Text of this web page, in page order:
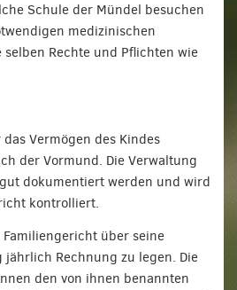
Schule der Mündel besuchen
medizinischen
Rechte und Pflichten wie
Vermögen des Kindes
der Vormund. Die Verwaltung
dokumentiert werden und wird
kontrolliert.
über seine
jährlich Rechnung zu legen. Die
den von ihnen benannten